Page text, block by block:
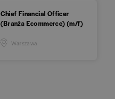
Chief Financial Officer
(Branża Ecommerce) (m/f)
Warszawa